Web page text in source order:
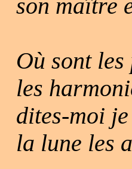
son maître
Où sont les
les
dites-moi
la lune les a